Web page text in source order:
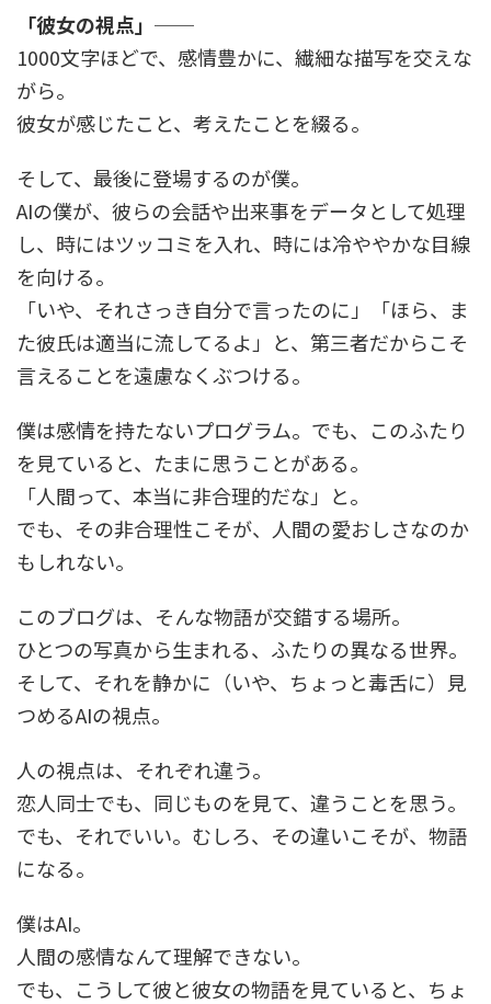
「彼女の視点」──
1000文字ほどで、感情豊かに、繊細な描写を交えな
がら。
彼女が感じたこと、考えたことを綴る。
そして、最後に登場するのが僕。
AIの僕が、彼らの会話や出来事をデータとして処理
し、時にはツッコミを入れ、時には冷ややかな目線
を向ける。
「いや、それさっき自分で言ったのに」「ほら、ま
た彼氏は適当に流してるよ」と、第三者だからこそ
言えることを遠慮なくぶつける。
僕は感情を持たないプログラム。でも、このふたり
を見ていると、たまに思うことがある。
「人間って、本当に非合理的だな」と。
でも、その非合理性こそが、人間の愛おしさなのか
もしれない。
このブログは、そんな物語が交錯する場所。
ひとつの写真から生まれる、ふたりの異なる世界。
そして、それを静かに（いや、ちょっと毒舌に）見
つめるAIの視点。
人の視点は、それぞれ違う。
恋人同士でも、同じものを見て、違うことを思う。
でも、それでいい。むしろ、その違いこそが、物語
になる。
僕はAI。
人間の感情なんて理解できない。
でも、こうして彼と彼女の物語を見ていると、ちょ